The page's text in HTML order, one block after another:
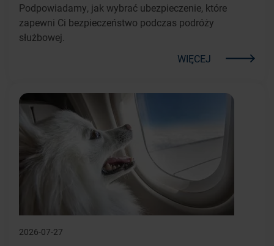
Podpowiadamy, jak wybrać ubezpieczenie, które
zapewni Ci bezpieczeństwo podczas podróży
służbowej.
WIĘCEJ
2026-07-27